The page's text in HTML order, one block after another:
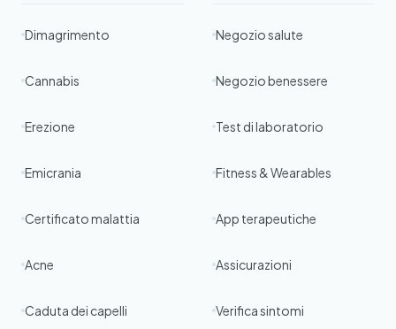
Dimagrimento
Cannabis
Erezione
Emicrania
Certificato malattia
Acne
Caduta dei capelli
Negozio salute
Negozio benessere
Test di laboratorio
Fitness & Wearables
App terapeutiche
Assicurazioni
Verifica sintomi